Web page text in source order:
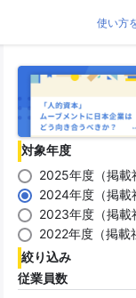
使い方
対象年度
2025年度（掲載
2024年度（掲載
2023年度（掲載
2022年度（掲載
絞り込み
従業員数